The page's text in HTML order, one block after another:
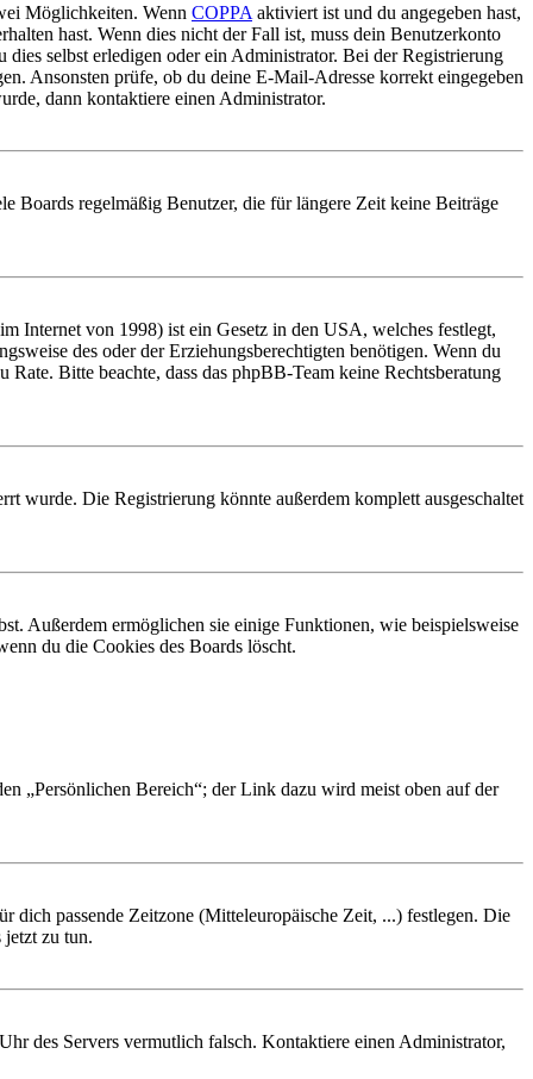
Möglichkeiten. Wenn COPPA aktiviert ist und du angegeben hast,
hast. Wenn dies nicht der Fall ist, muss dein Benutzerkonto
selbst erledigen oder ein Administrator. Bei der Registrierung
Ansonsten prüfe, ob du deine E-Mail-Adresse korrekt eingegeben
dann kontaktiere einen Administrator.
Boards regelmäßig Benutzer, die für längere Zeit keine Beiträge
Internet von 1998) ist ein Gesetz in den USA, welches festlegt,
des oder der Erziehungsberechtigten benötigen. Wenn du
Bitte beachte, dass das phpBB-Team keine Rechtsberatung
wurde. Die Registrierung könnte außerdem komplett ausgeschaltet
Außerdem ermöglichen sie einige Funktionen, wie beispielsweise
du die Cookies des Boards löscht.
„Persönlichen Bereich“; der Link dazu wird meist oben auf der
dich passende Zeitzone (Mitteleuropäische Zeit, ...) festlegen. Die
jetzt zu tun.
des Servers vermutlich falsch. Kontaktiere einen Administrator,